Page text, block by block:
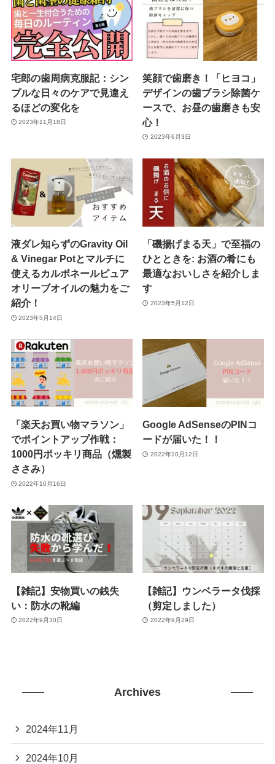
宅郎の歯周病克服記：シン
プルな日々のケアで見違え
るほどの変化を
2023年11月18日
笑顔で歯磨き！「ヒヨコ」
デザインの歯ブラシ除菌ケ
ースで、お昼の歯磨きも安
心！
2023年6月3日
液ダレ知らずのGravity Oil
& Vinegar Potとマルチに
使えるカルボネールピュア
オリーブオイルの魅力をご
紹介！
2023年5月14日
「磯揚げまる天」で至福の
ひとときを: お酒の肴にも
最適なおいしさを紹介しま
す
2023年5月12日
「楽天お買い物マラソン」
でポイントアップ作戦：
1000円ポッキリ商品（燻製
ささみ）
2022年10月16日
Google AdSenseのPINコ
ードが届いた！！
2022年10月12日
【雑記】安物買いの銭失
い：防水の靴編
2022年9月30日
【雑記】ウンベラータ伐採
（剪定しました）
2022年9月29日
Archives
2024年11月
2024年10月